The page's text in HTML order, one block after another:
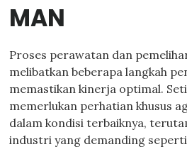
MAN
Proses perawatan dan
melibatkan beberapa langkah
memastikan kinerja optimal.
memerlukan perhatian khusus
dalam kondisi terbaiknya,
industri yang demanding